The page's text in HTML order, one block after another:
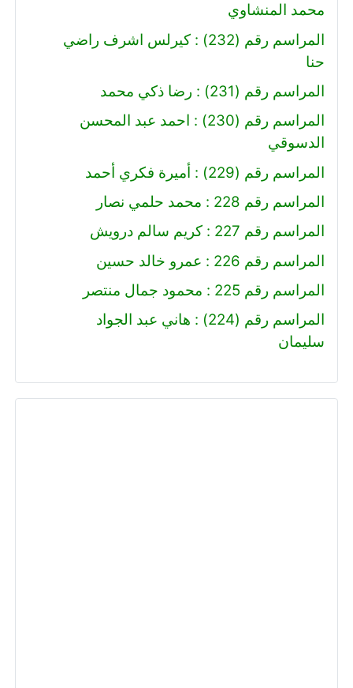
محمد المنشاوي
المراسم رقم (232) : كيرلس اشرف راضي
حنا
المراسم رقم (231) : رضا ذكي محمد
المراسم رقم (230) : احمد عبد المحسن
الدسوقي
المراسم رقم (229) : أميرة فكري أحمد
المراسم رقم 228 : محمد حلمي نصار
المراسم رقم 227 : كريم سالم درويش
المراسم رقم 226 : عمرو خالد حسين
المراسم رقم 225 : محمود جمال منتصر
المراسم رقم (224) : هاني عبد الجواد
سليمان